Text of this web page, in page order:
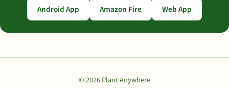
Android App Amazon Fire Web App
© 2026 Plant Anywhere